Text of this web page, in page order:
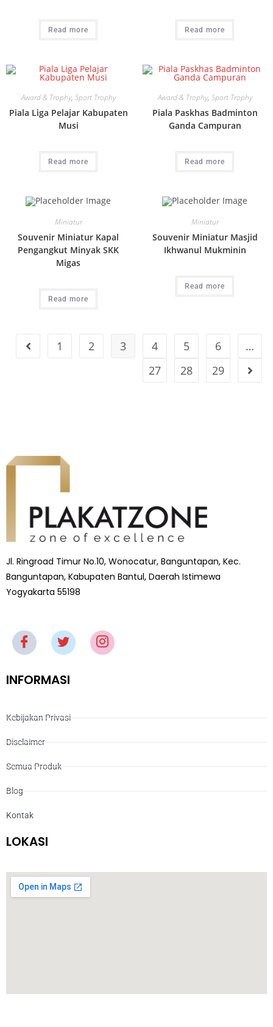
Read more Read more
Award & Trophy, Sport Trophy
Piala Liga Pelajar Kabupaten
Musi
Read more
Award & Trophy, Sport Trophy
Piala Paskhas Badminton
Ganda Campuran
Read more
Miniatur
Souvenir Miniatur Kapal
Pengangkut Minyak SKK
Migas
Read more
Miniatur
Souvenir Miniatur Masjid
Ikhwanul Mukminin
Read more
1 2 3 4 5 6
…
27
28 29
Jl. Ringroad Timur No.10, Wonocatur, Banguntapan, Kec.
Banguntapan, Kabupaten Bantul, Daerah Istimewa
Yogyakarta 55198
INFORMASI
Kebijakan Privasi
Disclaimer
Semua Produk
Blog
Kontak
LOKASI